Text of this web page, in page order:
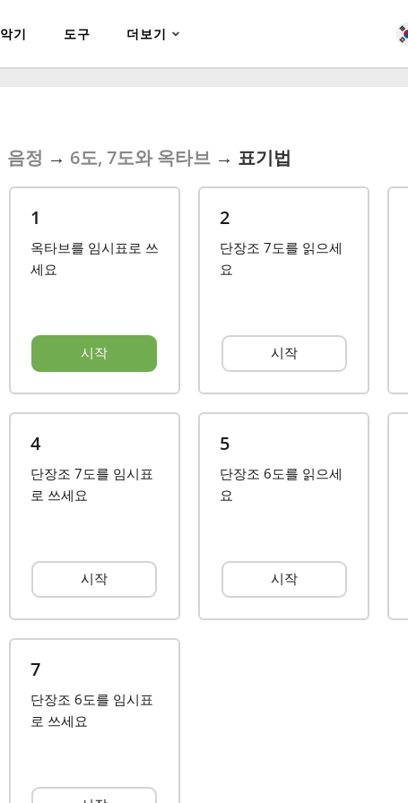
악기 도구 더보기
음정 → 6도, 7도와 옥타브→ 표기법
1
옥타브를 임시표로 쓰
세요
시작
2
단장조 7도를 읽으세
요
시작
4
단장조 7도를 임시표
로 쓰세요
시작
5
단장조 6도를 읽으세
요
시작
7
단장조 6도를 임시표
로 쓰세요